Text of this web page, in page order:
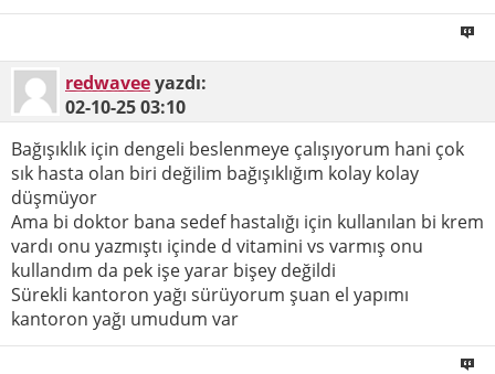
redwaveeyazdı:
02-10-2503:10
Bağışıklık için dengeli beslenmeye çalışıyorum hani çok
sık hasta olan biri değilim bağışıklığım kolay kolay
düşmüyor
Ama bi doktor bana sedef hastalığı için kullanılan bi krem
vardı onu yazmıştı içinde d vitamini vs varmış onu
kullandım da pek işe yarar bişey değildi
Sürekli kantoron yağı sürüyorum şuan el yapımı
kantoron yağı umudum var